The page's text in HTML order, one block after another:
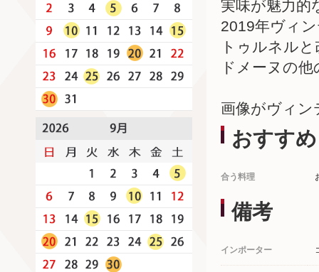
実味が魅力的
2019年ヴィ
トゥルネル
ドメーヌの
画像がヴィン
おすすめ
合う料理
備考
インポーター